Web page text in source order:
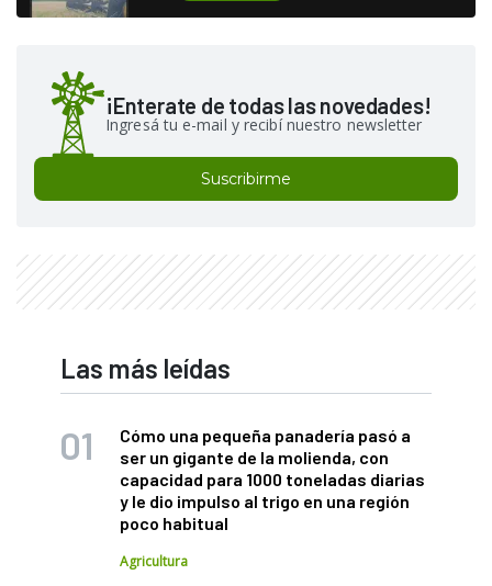
¡Enterate de todas las novedades!
Ingresá tu e-mail y recibí nuestro newsletter
Suscribirme
Las más leídas
Cómo una pequeña panadería pasó a
ser un gigante de la molienda, con
capacidad para 1000 toneladas diarias
y le dio impulso al trigo en una región
poco habitual
Agricultura